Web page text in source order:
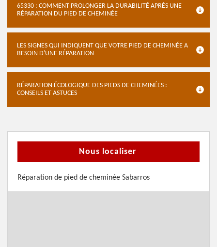
65330 : COMMENT PROLONGER LA DURABILITÉ APRÈS UNE
RÉPARATION DU PIED DE CHEMINÉE
LES SIGNES QUI INDIQUENT QUE VOTRE PIED DE CHEMINÉE A
BESOIN D'UNE RÉPARATION
RÉPARATION ÉCOLOGIQUE DES PIEDS DE CHEMINÉES :
CONSEILS ET ASTUCES
Nous localiser
Réparation de pied de cheminée Sabarros